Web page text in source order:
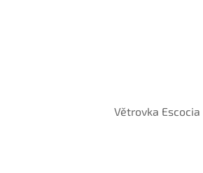
Větrovka Escocia